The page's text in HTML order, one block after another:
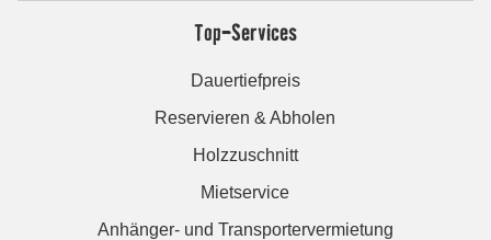
Top-Services
Dauertiefpreis
Reservieren & Abholen
Holzzuschnitt
Mietservice
Anhänger- und Transportervermietung